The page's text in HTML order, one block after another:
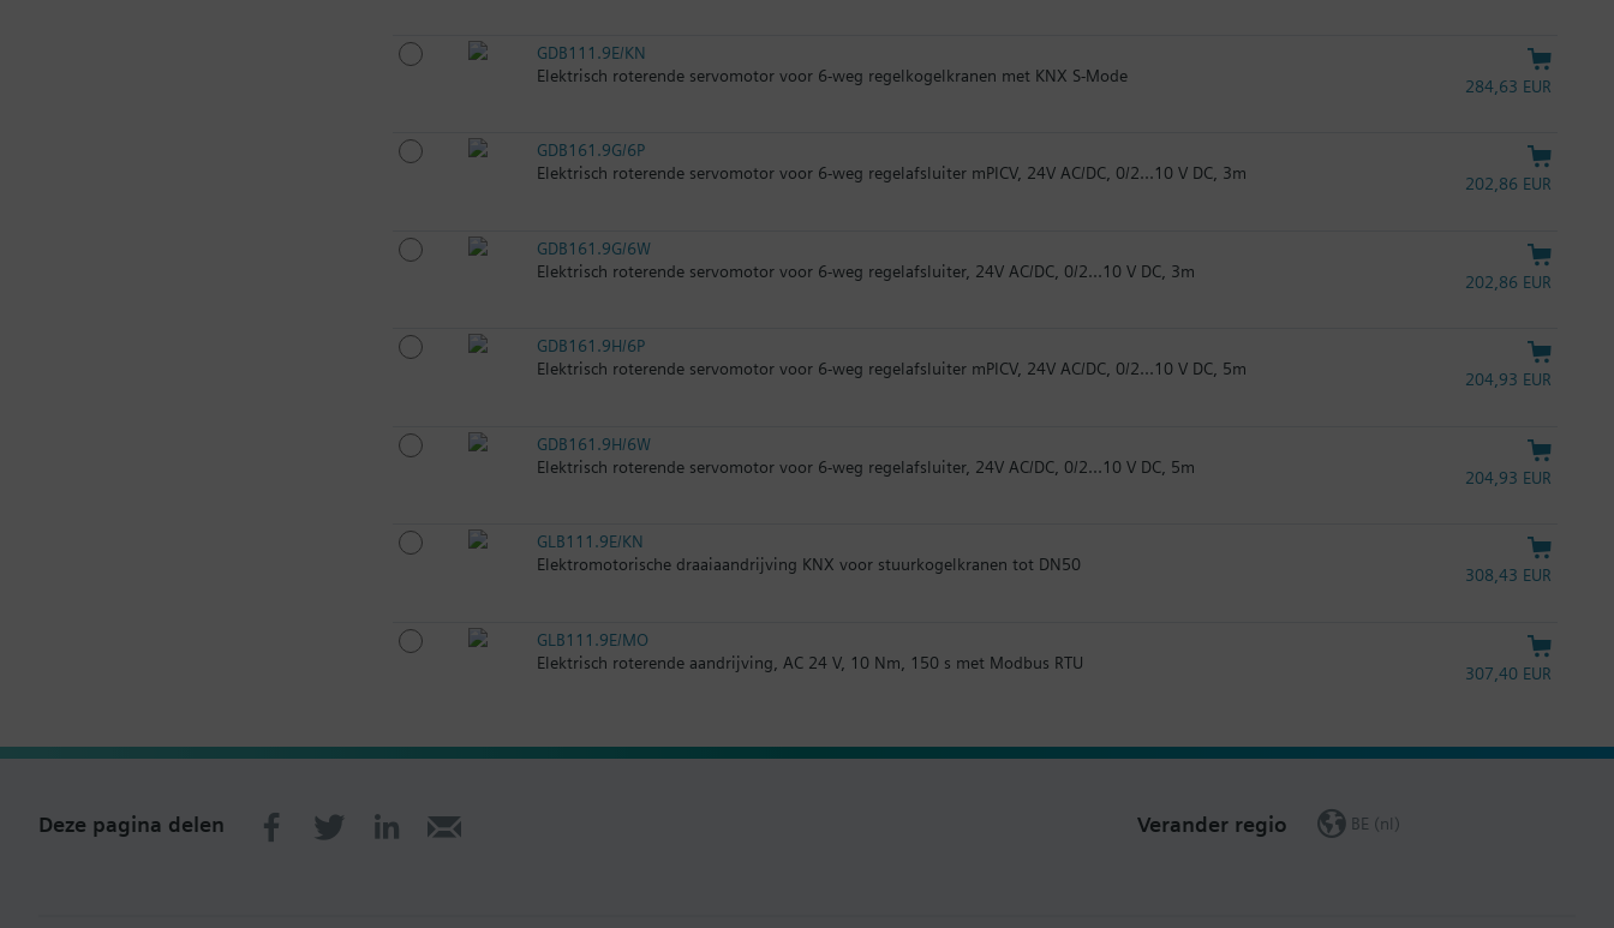
GDB111.9E/KN
Elektrisch roterende servomotor voor 6-weg regelkogelkranen met KNX S-Mode
284,63 EUR
GDB161.9G/6P
Elektrisch roterende servomotor voor 6-weg regelafsluiter mPICV, 24V AC/DC, 0/2...10 V DC, 3m
202,86 EUR
GDB161.9G/6W
Elektrisch roterende servomotor voor 6-weg regelafsluiter, 24V AC/DC, 0/2...10 V DC, 3m
202,86 EUR
GDB161.9H/6P
Elektrisch roterende servomotor voor 6-weg regelafsluiter mPICV, 24V AC/DC, 0/2...10 V DC, 5m
204,93 EUR
GDB161.9H/6W
Elektrisch roterende servomotor voor 6-weg regelafsluiter, 24V AC/DC, 0/2...10 V DC, 5m
204,93 EUR
GLB111.9E/KN
Elektromotorische draaiaandrijving KNX voor stuurkogelkranen tot DN50
308,43 EUR
GLB111.9E/MO
Elektrisch roterende aandrijving, AC 24 V, 10 Nm, 150 s met Modbus RTU
307,40 EUR
Deze pagina delen Verander regio BE (nl)